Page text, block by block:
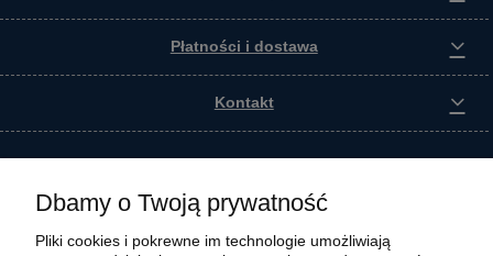
Płatności i dostawa
Kontakt
Dbamy o Twoją prywatność
Pliki cookies i pokrewne im technologie umożliwiają